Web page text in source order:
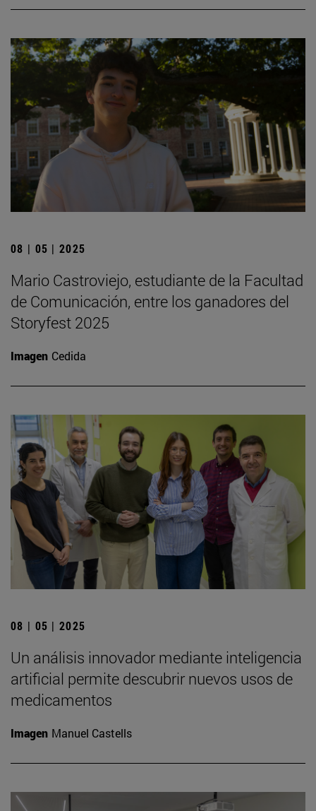
08 | 05 | 2025
Mario Castroviejo, estudiante de la Facultad
de Comunicación, entre los ganadores del
Storyfest 2025
Imagen Cedida
08 | 05 | 2025
Un análisis innovador mediante inteligencia
artificial permite descubrir nuevos usos de
medicamentos
Imagen Manuel Castells